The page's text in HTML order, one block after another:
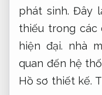
phát sinh. Đây
thiếu trong các
hiện đại. nhà
quan đến hệ
Hồ sơ thiết kế.